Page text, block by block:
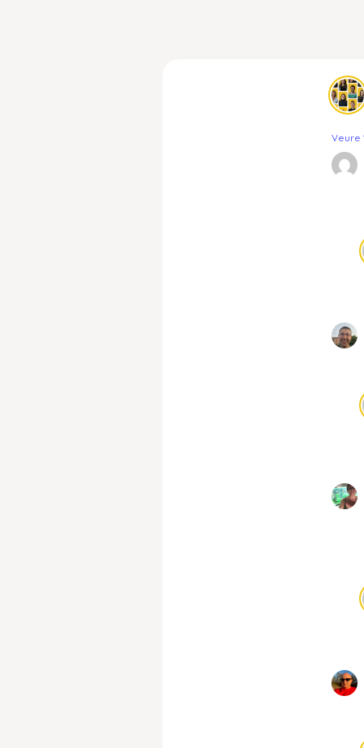
Veure